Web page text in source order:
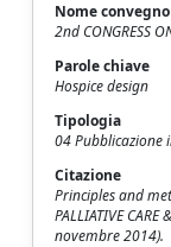
Nome convegno
2nd CONGRESS
Parole chiave
Hospice design
Tipologia
04 Pubblicazione
Citazione
Principles and
PALLIATIVE
novembre 2014).